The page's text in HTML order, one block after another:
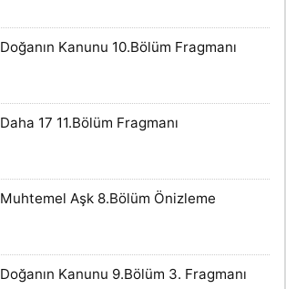
Doğanın Kanunu 10.Bölüm Fragmanı
Daha 17 11.Bölüm Fragmanı
Muhtemel Aşk 8.Bölüm Önizleme
Doğanın Kanunu 9.Bölüm 3. Fragmanı